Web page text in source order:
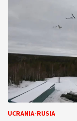
UCRANIA-RUSIA